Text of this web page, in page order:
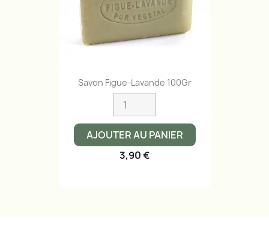
Savon Figue-Lavande 100Gr
AJOUTER AU PANIER
3,90 €